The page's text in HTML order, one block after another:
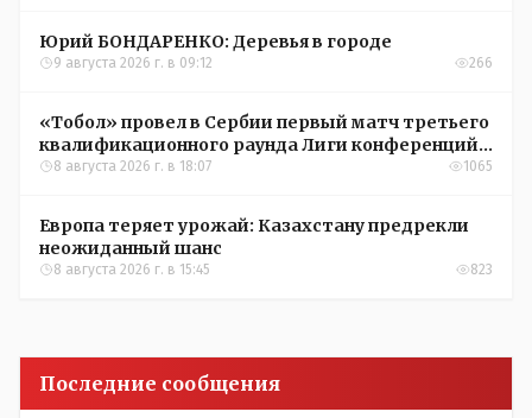
Юрий БОНДАРЕНКО: Деревья в городе
9 августа 2026 г. в 09:12 266
«Тобол» провел в Сербии первый матч третьего
квалификационного раунда Лиги конференций
УЕФА
8 августа 2026 г. в 18:07 1065
Европа теряет урожай: Казахстану предрекли
неожиданный шанс
8 августа 2026 г. в 15:45 823
Последние сообщения